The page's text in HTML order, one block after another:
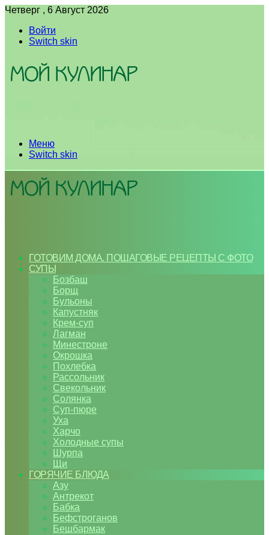
Четверг , 6 Август 2026
Войти
Switch skin
Меню
Switch skin
ГОТОВИМ ДОМА. ПОШАГОВЫЕ РЕЦЕПТЫ С ФОТО
СУПЫ
Бозбаш
Борщ
Бульоны
Капустняк
Крем-суп
Лагман
Минестроне
Окрошка
Похлебка
Рассольник
Свекольник
Солянка
Суп-пюре
Уха
Харчо
Холодные супы
Шурпа
Щи
ГОРЯЧИЕ БЛЮДА
Азу
Антрекот
Бабка
Бефстроганов
Бешбармак